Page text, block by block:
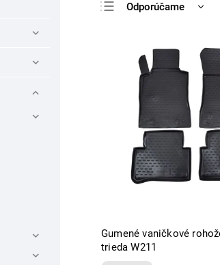
Odporúčame
Najdrahšie
Najpredávanejšie
Abecedne
Gumené vaničkové
trieda W211